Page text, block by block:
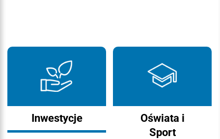
Inwestycje
Oświata i
Sport